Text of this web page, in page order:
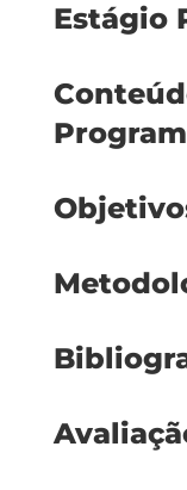
Estágio